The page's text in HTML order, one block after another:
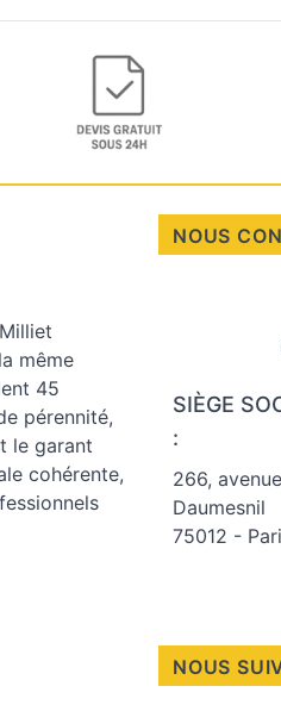
même
45
pérennité,
le garant
cohérente,
NOUS
SIÈGE
:
266, avenue
Daumesnil
75012 -
NOUS